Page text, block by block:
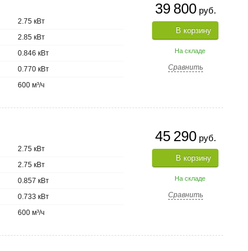
39 800руб.
В корзину
На складе
Сравнить
2.75 кВт
2.85 кВт
0.846 кВт
0.770 кВт
600 м³/ч
45 290руб.
В корзину
На складе
Сравнить
2.75 кВт
2.75 кВт
0.857 кВт
0.733 кВт
600 м³/ч